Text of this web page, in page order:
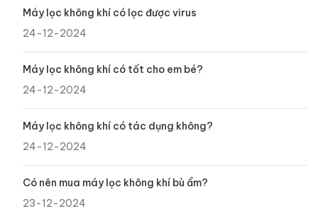
Máy lọc không khí có lọc được virus
24-12-2024
Máy lọc không khí có tốt cho em bé?
24-12-2024
Máy lọc không khí có tác dụng không?
24-12-2024
Có nên mua máy lọc không khí bù ẩm?
23-12-2024